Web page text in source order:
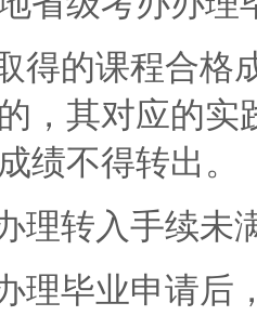
得的课程合格
，其对应的
绩不得转出。
理转入手续未
理毕业申请后